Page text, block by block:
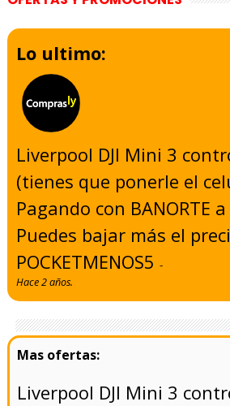
Lo ultimo:
Liverpool DJI Mini 3
(tienes que ponerle el
Pagando con BANORTE
Puedes bajar más el
POCKETMENOS5-
Hace 2 años.
Liverpool DJI Mini 3